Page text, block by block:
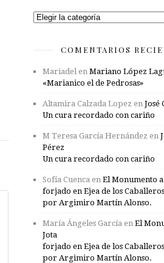
Categorías
COMENTARIOS
Mariadelen Mariano López
«Marianico el de Pedrosas»
Altamira Calzada Lopez en José
Un cura recordado con cariño
M Teresa García Hernández en
Pérez
Un cura recordado con cariño
Sofía Cuenca en El Monumento a
forjado en Ejea de los Caballeros
por Argimiro Martín Alonso.
María Ángeles García en El
Jota
forjado en Ejea de los Caballeros
por Argimiro Martín Alonso.